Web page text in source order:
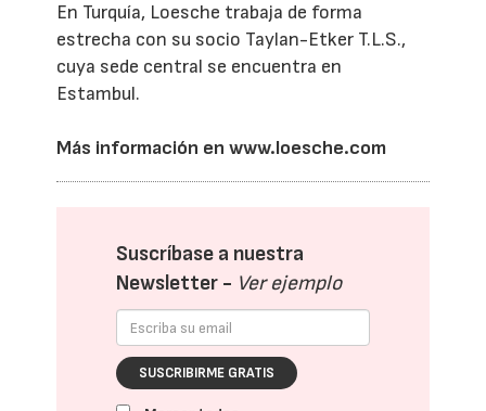
En Turquía, Loesche trabaja de forma
estrecha con su socio Taylan-Etker T.L.S.,
cuya sede central se encuentra en
Estambul.
Más información enwww.loesche.com
Suscríbase a nuestra
Newsletter - Ver ejemplo
SUSCRIBIRME GRATIS